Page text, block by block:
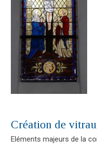
Création de
Eléments majeurs de la